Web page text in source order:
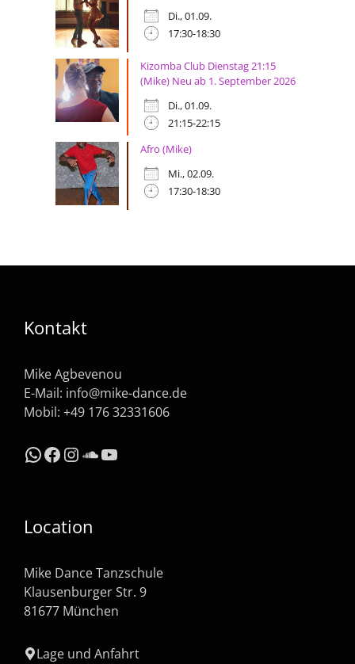
Di., 01.09.
17:30-18:30
Kizomba Club Dienstag 21:15
(Mike) Neu ab 1. September 2026
Di., 01.09.
21:15-22:15
Afro (Mike)
Mi., 02.09.
17:30-18:30
Kontakt
Mike Agbevenou
E-Mail: info@mike-dance.de
Mobil: +49 176 32331606
WhatsApp
Facebook
Instagram
SoundCloud
YouTube
Location
Mike Dance Tanzschule
Klausenburger Str. 9
81677 München
Lage und Anfahrt